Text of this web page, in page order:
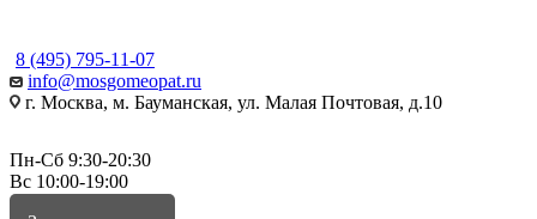
8 (495) 795-11-07
info@mosgomeopat.ru
г. Москва, м. Бауманская, ул. Малая Почтовая, д.10
Пн-Сб 9:30-20:30
Вс 10:00-19:00